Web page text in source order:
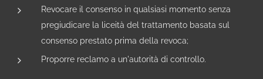
Revocare il consenso in qualsiasi momento senza
pregiudicare la liceità del trattamento basata sul
consenso prestato prima della revoca;
Proporre reclamo a un'autorità di controllo.